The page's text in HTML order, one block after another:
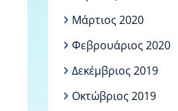
Μάρτιος 2020
Φεβρουάριος 2020
Δεκέμβριος 2019
Οκτώβριος 2019